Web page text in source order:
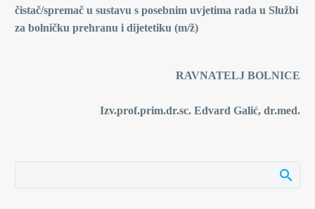
čistač/spremač u sustavu s posebnim uvjetima rada u Službi
za bolničku prehranu i dijetetiku (m/ž)
RAVNATELJ BOLNICE
Izv.prof.prim.dr.sc. Edvard Galić, dr.med.